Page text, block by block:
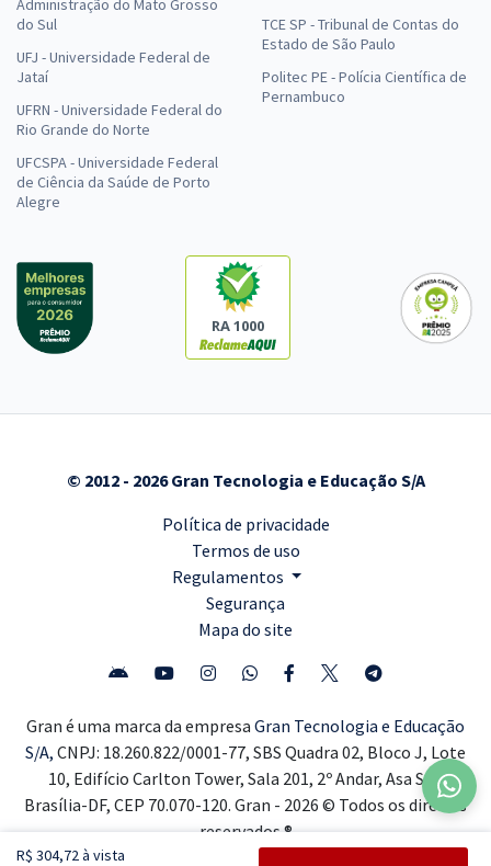
R$ 304,72 à vista
Administração do Mato Grosso
do Sul
UFJ - Universidade Federal de
Jataí
UFRN - Universidade Federal do
Rio Grande do Norte
UFCSPA - Universidade Federal
de Ciência da Saúde de Porto
Alegre
TCE SP - Tribunal de Contas do
Estado de São Paulo
Politec PE - Polícia Científica de
Pernambuco
RA 1000
© 2012 - 2026 Gran Tecnologia e Educação S/A
Política de privacidade
Termos de uso
Regulamentos
Segurança
Mapa do site
Gran é uma marca da empresa Gran Tecnologia e Educação
S/A, CNPJ: 18.260.822/0001-77, SBS Quadra 02, Bloco J, Lote
10, Edifício Carlton Tower, Sala 201, 2º Andar, Asa Sul,
Brasília-DF, CEP 70.070-120. Gran - 2026 © Todos os direitos
reservados ®